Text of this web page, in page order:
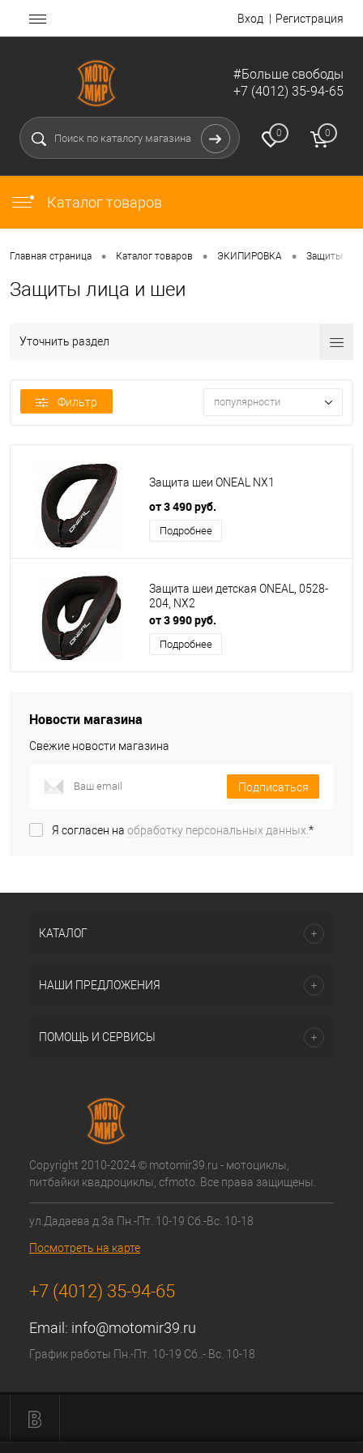
Вход Регистрация
#Больше свободы
+7 (4012) 35-94-65
0 0
Каталог товаров
Главная страница • Каталог товаров • ЭКИПИРОВКА • Защиты
Защиты лица и шеи
Уточнить раздел
Фильтр популярности
Защита шеи ONEAL NX1
от 3 490 руб.
Подробнее
Защита шеи детская ONEAL, 0528-
204, NX2
от 3 990 руб.
Подробнее
Новости магазина
Свежие новости магазина
Подписаться
Я согласен на обработку персональных данных.*
КАТАЛОГ
НАШИ ПРЕДЛОЖЕНИЯ
ПОМОЩЬ И СЕРВИСЫ
Copyright 2010-2024 © motomir39.ru - мотоциклы,
питбайки квадроциклы, cfmoto. Все права защищены.
ул.Дадаева д.3а Пн.-Пт. 10-19 Сб.-Вс. 10-18
Посмотреть на карте
+7 (4012) 35-94-65
Email: info@motomir39.ru
График работы Пн.-Пт. 10-19 Сб..- Вс. 10-18